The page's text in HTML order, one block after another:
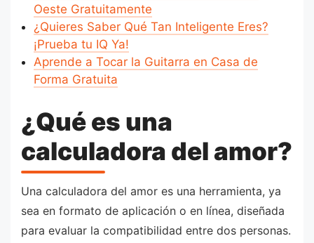
Oeste Gratuitamente
¿Quieres Saber Qué Tan Inteligente Eres?
¡Prueba tu IQ Ya!
Aprende a Tocar la Guitarra en Casa de
Forma Gratuita
¿Qué es una
calculadora del amor?
Una calculadora del amor es una herramienta, ya
sea en formato de aplicación o en línea, diseñada
para evaluar la compatibilidad entre dos personas.